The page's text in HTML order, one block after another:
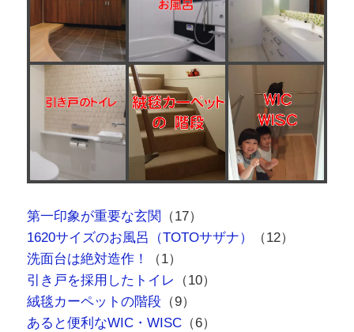
第一印象が重要な玄関 （17）
1620サイズのお風呂（TOTOサザナ）
（12）
洗面台は絶対造作！
（1）
引き戸を採用したトイレ （10）
絨毯カーペットの階段（9）
あると便利なWIC・WISC（6）